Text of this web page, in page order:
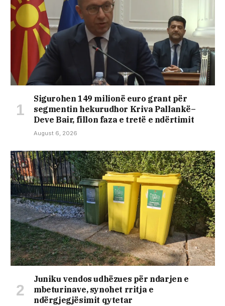
Sigurohen 149 milionë euro grant për
segmentin hekurudhor Kriva Pallankë–
Deve Bair, fillon faza e tretë e ndërtimit
August 6, 2026
Juniku vendos udhëzues për ndarjen e
mbeturinave, synohet rritja e
ndërgjegjësimit qytetar